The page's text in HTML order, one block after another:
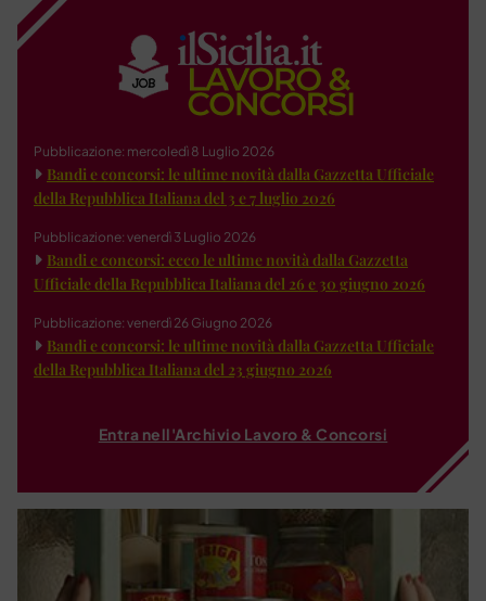
Pubblicazione: mercoledì 8 Luglio 2026
Bandi e concorsi: le ultime novità dalla Gazzetta Ufficiale
della Repubblica Italiana del 3 e 7 luglio 2026
Pubblicazione: venerdì 3 Luglio 2026
Bandi e concorsi: ecco le ultime novità dalla Gazzetta
Ufficiale della Repubblica Italiana del 26 e 30 giugno 2026
Pubblicazione: venerdì 26 Giugno 2026
Bandi e concorsi: le ultime novità dalla Gazzetta Ufficiale
della Repubblica Italiana del 23 giugno 2026
Entra nell'Archivio Lavoro & Concorsi